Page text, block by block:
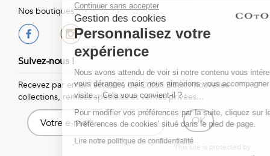
Nos boutiques
Suivez-nous !
Recevez par email l'actualité de Coton Doux : nouvelles
collections, remises spéciales et ventes privées...
OK
This site is protected by
Continuer sans accepter
Gestion des cookies
Personnalisez votre
expérience
Nous avons attendu de voir si notre contenu vous intéressait avant de
vous déranger, mais nous aimerions vous accompagner pendant votre
visite... Cela vous convient-il ?
Pour modifier vos préférences par la suite, cliquez sur le lien
'Préférences de cookies' situé dans le pied de page.
Lire notre politique de confidentialité